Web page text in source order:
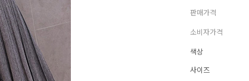
판매가격
소비자가격
색상
사이즈